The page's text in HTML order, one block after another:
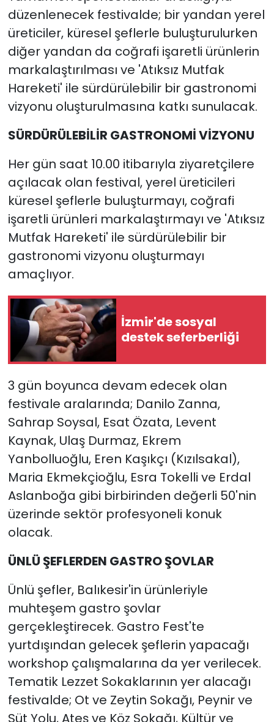
düzenlenecek festivalde; bir yandan yerel
üreticiler, küresel şeflerle buluşturulurken
diğer yandan da coğrafi işaretli ürünlerin
markalaştırılması ve 'Atıksız Mutfak
Hareketi' ile sürdürülebilir bir gastronomi
vizyonu oluşturulmasına katkı sunulacak.
SÜRDÜRÜLEBİLİR GASTRONOMİ VİZYONU
Her gün saat 10.00 itibarıyla ziyaretçilere
açılacak olan festival, yerel üreticileri
küresel şeflerle buluşturmayı, coğrafi
işaretli ürünleri markalaştırmayı ve 'Atıksız
Mutfak Hareketi' ile sürdürülebilir bir
gastronomi vizyonu oluşturmayı
amaçlıyor.
İzmir'de sosyal
destek seferberliği
3 gün boyunca devam edecek olan
festivale aralarında; Danilo Zanna,
Sahrap Soysal, Esat Özata, Levent
Kaynak, Ulaş Durmaz, Ekrem
Yanbolluoğlu, Eren Kaşıkçı (Kızılsakal),
Maria Ekmekçioğlu, Esra Tokelli ve Erdal
Aslanboğa gibi birbirinden değerli 50'nin
üzerinde sektör profesyoneli konuk
olacak.
ÜNLÜ ŞEFLERDEN GASTRO ŞOVLAR
Ünlü şefler, Balıkesir'in ürünleriyle
muhteşem gastro şovlar
gerçekleştirecek. Gastro Fest'te
yurtdışından gelecek şeflerin yapacağı
workshop çalışmalarına da yer verilecek.
Tematik Lezzet Sokaklarının yer alacağı
festivalde; Ot ve Zeytin Sokağı, Peynir ve
Süt Yolu, Ateş ve Köz Sokağı, Kültür ve